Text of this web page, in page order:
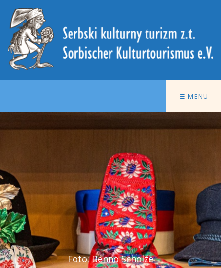
☰ MENÜ
Foto: Benno Scholze